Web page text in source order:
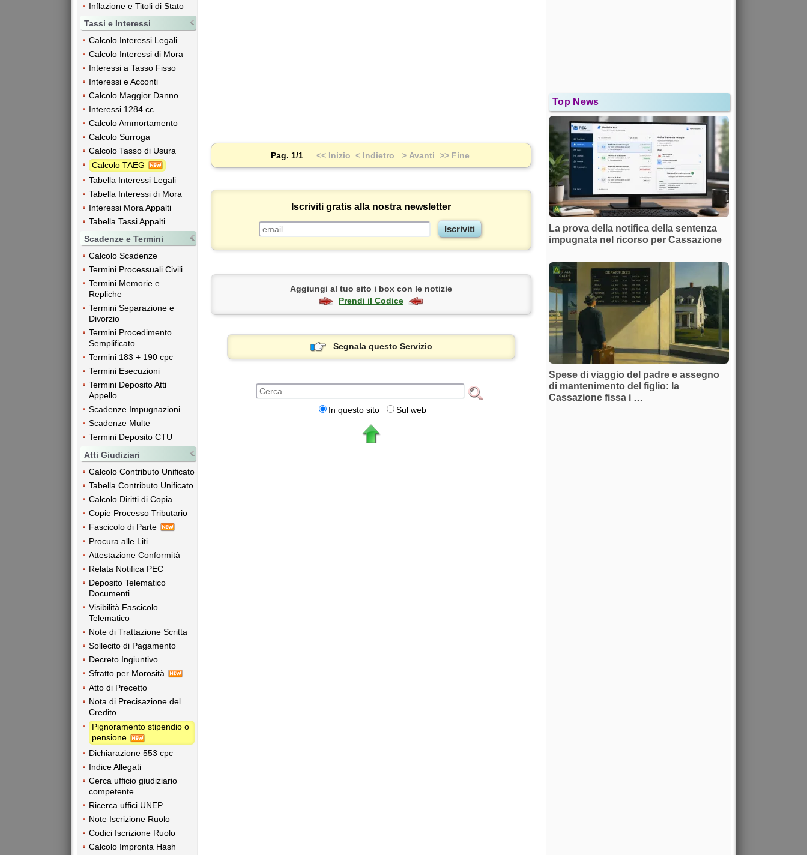
Inflazione e Titoli di Stato
Tassi e Interessi
Calcolo Interessi Legali
Calcolo Interessi di Mora
Interessi a Tasso Fisso
Interessi e Acconti
Calcolo Maggior Danno
Interessi 1284 cc
Calcolo Ammortamento
Calcolo Surroga
Calcolo Tasso di Usura
Calcolo TAEG
Tabella Interessi Legali
Tabella Interessi di Mora
Interessi Mora Appalti
Tabella Tassi Appalti
Scadenze e Termini
Calcolo Scadenze
Termini Processuali Civili
Termini Memorie e
Repliche
Termini Separazione e
Divorzio
Termini Procedimento
Semplificato
Termini 183 + 190 cpc
Termini Esecuzioni
Termini Deposito Atti
Appello
Scadenze Impugnazioni
Scadenze Multe
Termini Deposito CTU
Atti Giudiziari
Calcolo Contributo Unificato
Tabella Contributo Unificato
Calcolo Diritti di Copia
Copie Processo Tributario
Fascicolo di Parte
Procura alle Liti
Attestazione Conformità
Relata Notifica PEC
Deposito Telematico
Documenti
Visibilità Fascicolo
Telematico
Note di Trattazione Scritta
Sollecito di Pagamento
Decreto Ingiuntivo
Sfratto per Morosità
Atto di Precetto
Nota di Precisazione del
Credito
Pignoramento stipendio o
pensione
Dichiarazione 553 cpc
Indice Allegati
Cerca ufficio giudiziario
competente
Ricerca uffici UNEP
Note Iscrizione Ruolo
Codici Iscrizione Ruolo
Calcolo Impronta Hash
Pag. 1/1 << Inizio < Indietro > Avanti >> Fine
Iscriviti gratis alla nostra newsletter
Aggiungi al tuo sito i box con le notizie
Prendi il Codice
Segnala questo Servizio
In questo sito Sul web
Top News
La prova della notifica della sentenza
impugnata nel ricorso per Cassazione
Spese di viaggio del padre e assegno
di mantenimento del figlio: la
Cassazione fissa i …